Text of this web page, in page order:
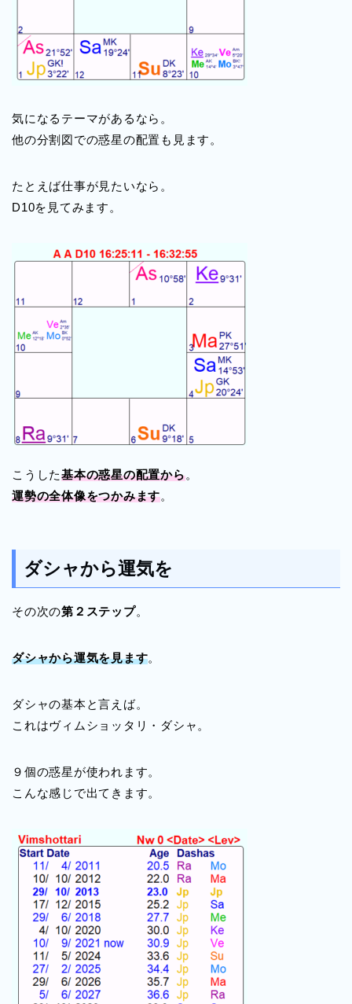
気になるテーマがあるなら。
他の分割図での惑星の配置も見ます。
たとえば仕事が見たいなら。
D10を見てみます。
こうした基本の惑星の配置から。
運勢の全体像をつかみます。
ダシャから運気を
その次の第２ステップ。
ダシャから運気を見ます。
ダシャの基本と言えば。
これはヴィムショッタリ・ダシャ。
９個の惑星が使われます。
こんな感じで出てきます。